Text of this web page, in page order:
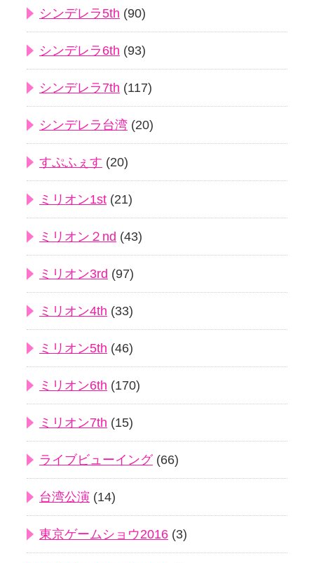
シンデレラ5th (90)
シンデレラ6th (93)
シンデレラ7th (117)
シンデレラ台湾 (20)
すぷふぇす (20)
ミリオン1st (21)
ミリオン２nd (43)
ミリオン3rd (97)
ミリオン4th (33)
ミリオン5th (46)
ミリオン6th (170)
ミリオン7th (15)
ライブビューイング(66)
台湾公演 (14)
東京ゲームショウ2016 (3)